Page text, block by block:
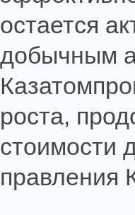
остается
добычным
роста,
стоимости
правления